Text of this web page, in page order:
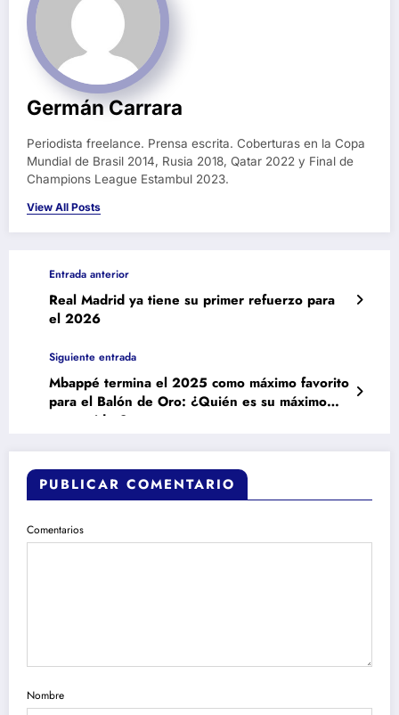
Germán Carrara
Periodista freelance. Prensa escrita. Coberturas en la Copa
Mundial de Brasil 2014, Rusia 2018, Qatar 2022 y Final de
Champions League Estambul 2023.
View All Posts
Entrada anterior
Real Madrid ya tiene su primer refuerzo para
el 2026
Siguiente entrada
Mbappé termina el 2025 como máximo favorito
para el Balón de Oro: ¿Quién es su máximo
competidor?
PUBLICAR COMENTARIO
Comentarios
Nombre